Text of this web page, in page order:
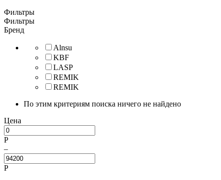
Фильтры
Фильтры
Бренд
Alnsu
KBF
LASP
REMIK
REMIK
По этим критериям поиска ничего не найдено
Цена
Р
–
Р